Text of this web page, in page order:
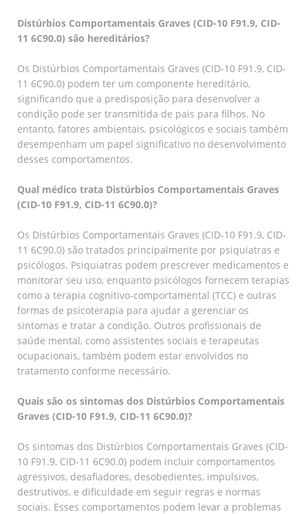
Distúrbios Comportamentais Graves (CID-10 F91.9, CID-
11 6C90.0) são hereditários?
Os Distúrbios Comportamentais Graves (CID-10 F91.9, CID-
11 6C90.0) podem ter um componente hereditário,
significando que a predisposição para desenvolver a
condição pode ser transmitida de pais para filhos. No
entanto, fatores ambientais, psicológicos e sociais também
desempenham um papel significativo no desenvolvimento
desses comportamentos.
Qual médico trata Distúrbios Comportamentais Graves
(CID-10 F91.9, CID-11 6C90.0)?
Os Distúrbios Comportamentais Graves (CID-10 F91.9, CID-
11 6C90.0) são tratados principalmente por psiquiatras e
psicólogos. Psiquiatras podem prescrever medicamentos e
monitorar seu uso, enquanto psicólogos fornecem terapias
como a terapia cognitivo-comportamental (TCC) e outras
formas de psicoterapia para ajudar a gerenciar os
sintomas e tratar a condição. Outros profissionais de
saúde mental, como assistentes sociais e terapeutas
ocupacionais, também podem estar envolvidos no
tratamento conforme necessário.
Quais são os sintomas dos Distúrbios Comportamentais
Graves (CID-10 F91.9, CID-11 6C90.0)?
Os sintomas dos Distúrbios Comportamentais Graves (CID-
10 F91.9, CID-11 6C90.0) podem incluir comportamentos
agressivos, desafiadores, desobedientes, impulsivos,
destrutivos, e dificuldade em seguir regras e normas
sociais. Esses comportamentos podem levar a problemas